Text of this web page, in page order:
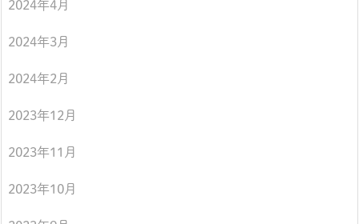
2024年4月
2024年3月
2024年2月
2023年12月
2023年11月
2023年10月